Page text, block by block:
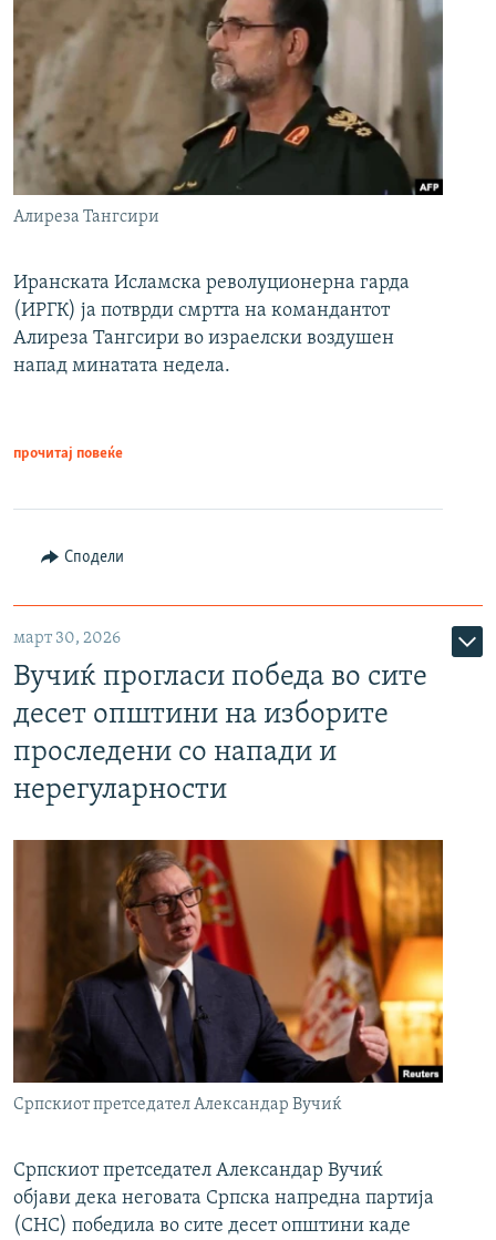
Алиреза Тангсири
Иранската Исламска револуционерна гарда
(ИРГК) ја потврди смртта на командантот
Алиреза Тангсири во израелски воздушен
напад минатата недела.
прочитај повеќе
Сподели
март 30, 2026
Вучиќ прогласи победа во сите
десет општини на изборите
проследени со напади и
нерегуларности
Српскиот претседател Александар Вучиќ
Српскиот претседател Александар Вучиќ
објави дека неговата Српска напредна партија
(СНС) победила во сите десет општини каде